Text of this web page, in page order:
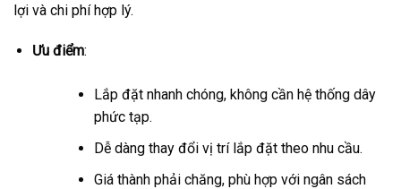
lợi và chi phí hợp lý.
Ưu điểm:
Lắp đặt nhanh chóng, không cần hệ thống dây
phức tạp.
Dễ dàng thay đổi vị trí lắp đặt theo nhu cầu.
Giá thành phải chăng, phù hợp với ngân sách